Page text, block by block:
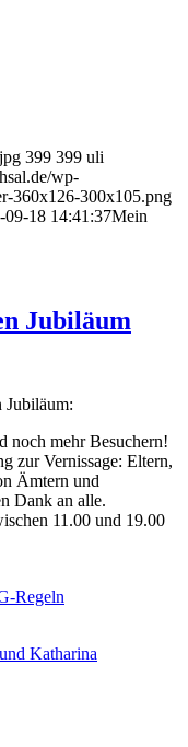
399 399 uli
wp-
360x126-300x105.png
09-18 14:41:37Mein
Jubiläum
Jubiläum:
noch mehr Besuchern!
zur Vernissage: Eltern,
Ämtern und
Dank an alle.
11.00 und 19.00
Regeln
Katharina